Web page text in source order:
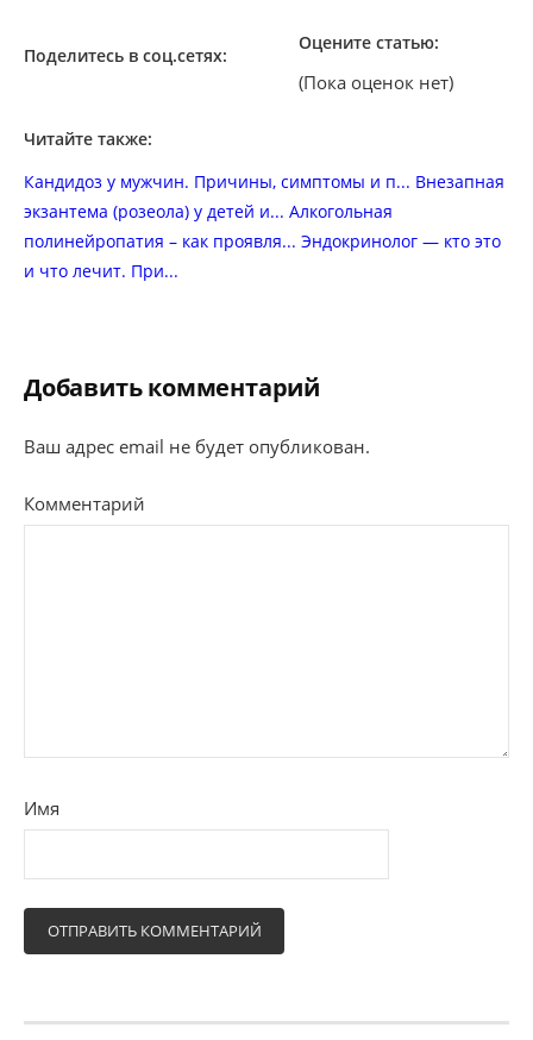
Поделитесь в соц.сетях:
Оцените статью:
(Пока оценок нет)
Читайте также:
Кандидоз у мужчин. Причины, симптомы и п... Внезапная
экзантема (розеола) у детей и... Алкогольная
полинейропатия – как проявля... Эндокринолог — кто это
и что лечит. При...
Добавить комментарий
Ваш адрес email не будет опубликован.
Комментарий
Имя